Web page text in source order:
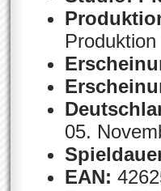
05.
EAN: